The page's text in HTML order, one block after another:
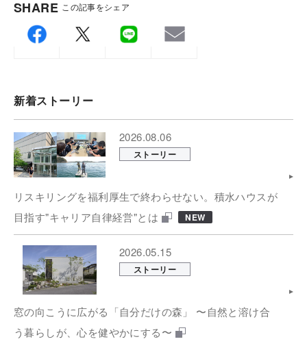
SHARE この記事をシェア
新着ストーリー
2026.08.06
ストーリー
リスキリングを福利厚生で終わらせない。積水ハウスが
目指す"キャリア自律経営"とは
NEW
2026.05.15
ストーリー
窓の向こうに広がる「自分だけの森」 〜自然と溶け合
う暮らしが、心を健やかにする〜